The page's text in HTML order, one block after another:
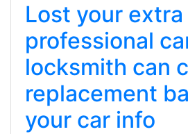
Lost your extra
professional
locksmith can
replacement
your car info